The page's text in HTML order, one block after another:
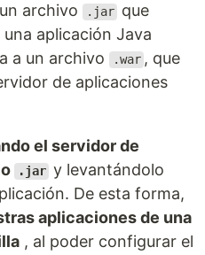
archivo
.jar que
aplicación Java
a un archivo
.war , que
de aplicaciones
el servidor de
.jar y levantándolo
De esta forma,
aplicaciones de una
, al poder configurar el